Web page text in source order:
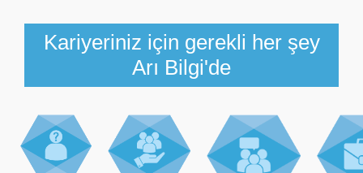
Kariyeriniz için gerekli her şey
Arı Bilgi'de